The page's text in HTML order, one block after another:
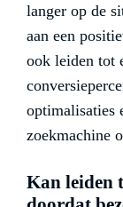
langer op de
aan een
ook leiden tot
optimalisaties
zoekmachine
Kan leiden